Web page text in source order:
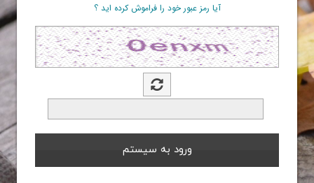
آیا رمز عبور خود را فراموش کرده اید ؟